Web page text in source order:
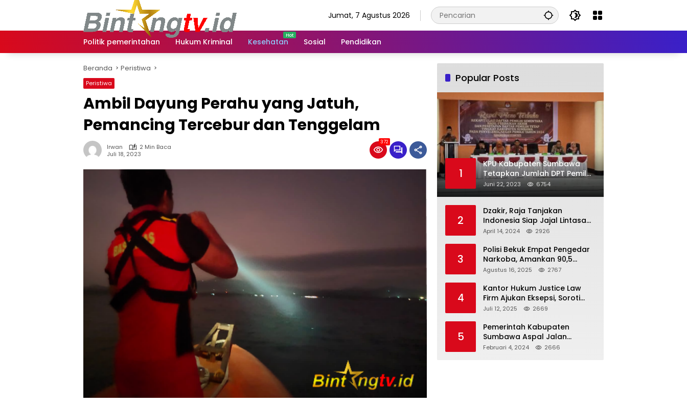
Jumat, 7 Agustus 2026
Politik pemerintahan Hukum Kriminal Kesehatan Sosial Pendidikan
Beranda Peristiwa
Peristiwa
Ambil Dayung Perahu yang Jatuh,
Pemancing Tercebur dan Tenggelam
Irwan
2 Min Baca
Juli 18, 2023
372
Popular Posts
1
KPU Kabupaten Sumbawa
Tetapkan Jumlah DPT Pemilu
2024 Sebanyak 367.987
Pemilih
Juni 22, 2023 6754
2
Dzakir, Raja Tanjakan
Indonesia Siap Jajal Lintasan
Seloto Bersama DR Zul,
April 14, 2024 2926
3
Polisi Bekuk Empat Pengedar
Narkoba, Amankan 90,5
Gram Sabu dari Dalam Mobil
Agustus 16, 2025 2767
4
Kantor Hukum Justice Law
Firm Ajukan Eksepsi, Soroti
Peran BNI dalam Kasus KUR
Juli 12, 2025 2669
5
Pemerintah Kabupaten
Sumbawa Aspal Jalan
Simpang Sebasang-Batu
Februari 4, 2024 2666